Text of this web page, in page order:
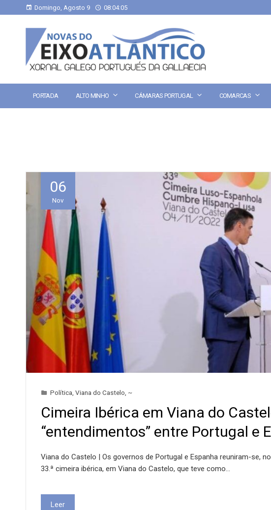
Domingo, Agosto 9 08:04:06
PORTADA ALTO MINHO CÁMARAS PORTUGAL COMARCAS
06
Nov
Política Viana do Castelo ~
Cimeira Ibérica em Viana do
“entendimentos” entre Portugal e
Viana do Castelo | Os governos de Portugal e Espanha reuniram-se,
33.ª cimeira ibérica, em Viana do Castelo, que teve como…
Leer